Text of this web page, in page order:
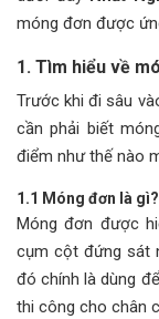
móng đơn được
1. Tìm hiểu về
Trước khi đi sâu
cần phải biết
điểm như thế nào
1.1 Móng đơn là gì?
Móng đơn được
cụm cột đứng sát
đó chính là dùng
thi công cho chân